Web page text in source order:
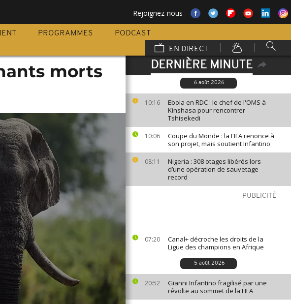
Rejoignez-nous
PROGRAMMES
PODCAST
EN DIRECT
DERNIÈRE MINUTE
6 août 2026
10:16
Ebola en RDC : le chef de l'OMS à
Kinshasa pour rencontrer
Tshisekedi
10:06
Coupe du Monde : la FIFA renonce à
son projet, mais soutient Infantino
08:11
Nigeria : 308 otages libérés lors
d’une opération de sauvetage
record
PUBLICITÉ
07:20
Canal+ décroche les droits de la
Ligue des champions en Afrique
5 août 2026
20:52
Gianni Infantino fragilisé par une
révolte au sommet de la FIFA
morts